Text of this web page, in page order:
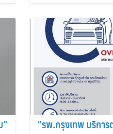
“รพ.กรุงเทพ บริการ